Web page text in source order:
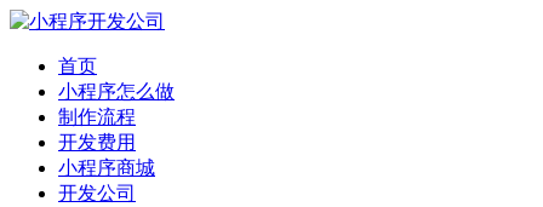
首页
小程序怎么做
制作流程
开发费用
小程序商城
开发公司